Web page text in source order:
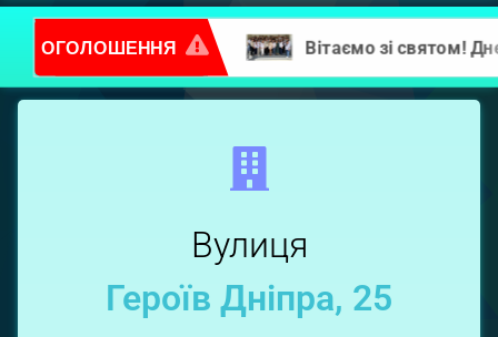
ОГОЛОШЕННЯ
Вулиця
Героїв Дніпра, 25